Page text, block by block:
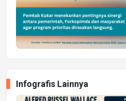
Infografis Lainnya